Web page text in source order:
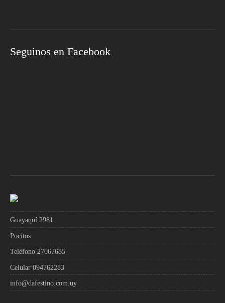
Seguinos en Facebook
Guayaquí 2981
Pocitos
Teléfono 27067685
Celular 094762283
info@dafestino.com.uy